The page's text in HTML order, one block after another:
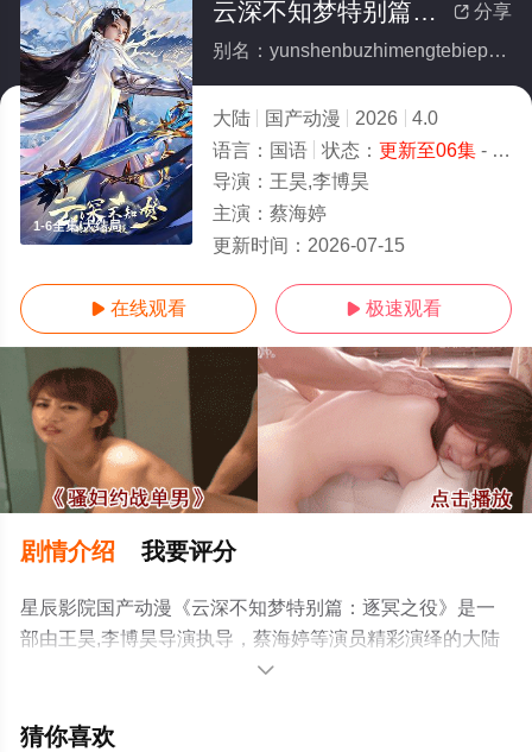
1-6全集/大结局
 分享
云深不知梦特别篇：逐冥之役(全集)
别名：yunshenbuzhimengtebiepianzhumingzhiyi
大陆 国产动漫 2026
4.0
语言： 国语 状态： 更新至06集- 免费在线观看
导演： 王昊,李博昊
主演： 蔡海婷
更新时间： 2026-07-15
 在线观看  极速观看
剧情介绍 我要评分
星辰影院国产动漫《云深不知梦特别篇：逐冥之役》是一
部由王昊,李博昊导演执导，蔡海婷等演员精彩演绎的大陆
动漫，大结局剧情已揭晓（1-6全集），手机免费观看高清
移步至豆瓣动漫、电视猫或剧情网等平台了解。

猜你喜欢